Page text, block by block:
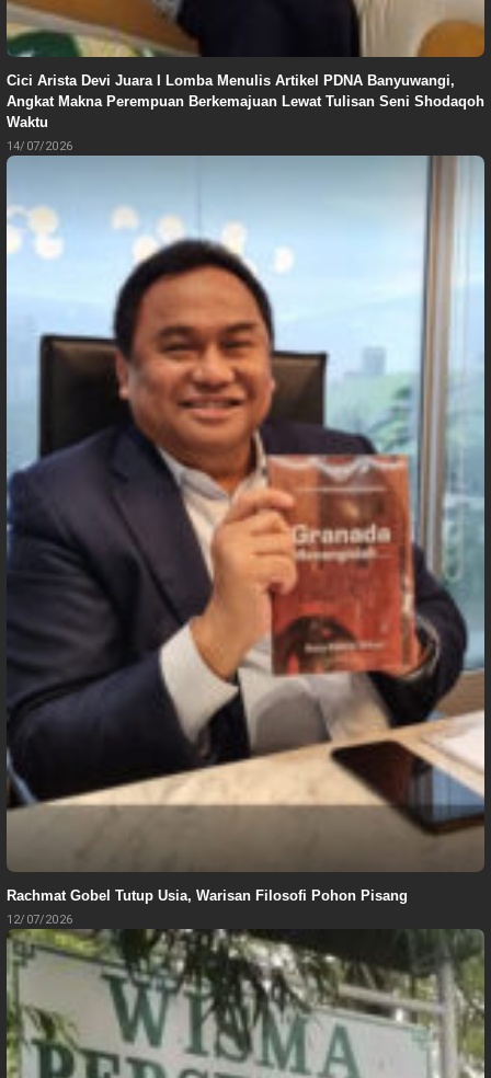
Cici Arista Devi Juara I Lomba Menulis Artikel PDNA Banyuwangi,
Angkat Makna Perempuan Berkemajuan Lewat Tulisan Seni Shodaqoh
Waktu
14/07/2026
Rachmat Gobel Tutup Usia, Warisan Filosofi Pohon Pisang
12/07/2026